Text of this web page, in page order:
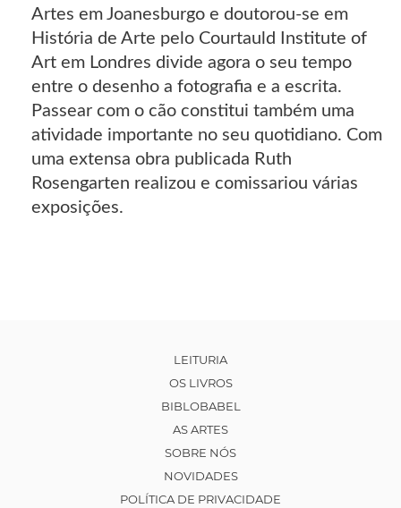
Artes em Joanesburgo e doutorou-se em
História de Arte pelo Courtauld Institute of
Art em Londres divide agora o seu tempo
entre o desenho a fotografia e a escrita.
Passear com o cão constitui também uma
atividade importante no seu quotidiano. Com
uma extensa obra publicada Ruth
Rosengarten realizou e comissariou várias
exposições.
LEITURIA
OS LIVROS
BIBLOBABEL
AS ARTES
SOBRE NÓS
NOVIDADES
POLÍTICA DE PRIVACIDADE